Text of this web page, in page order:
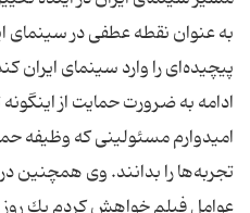
به عنوان نقطه عطفی در
پیچیده‌ای را وارد سینمای
ادامه به ضرورت حمایت از
امیدوارم مسئولینی كه وظیفه
تجربه‌ها را بدانند. وی همچنین